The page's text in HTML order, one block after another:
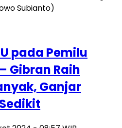
pada Pemilu
Gibran Raih
Ganjar